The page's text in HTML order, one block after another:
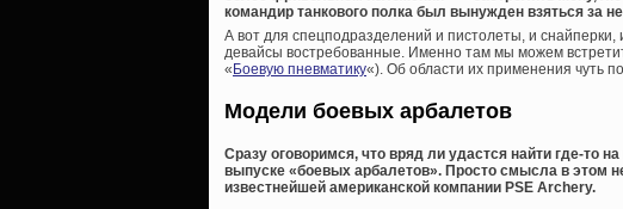
командир танкового полка был вынужден взяться за
А вот для спецподразделений и пистолеты, и
девайсы востребованные. Именно там мы можем
« Боевую пневматику«). Об области их применения чуть
Модели боевых арбалетов
Сразу оговоримся, что вряд ли удастся найти где-то
выпуске «боевых арбалетов». Просто смысла в этом
известнейшей американской компании PSE Archery.